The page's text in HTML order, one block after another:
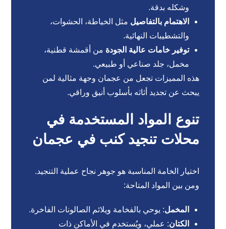
وشكله بدقة.
الاهتمام بالتفاصيل مثل الخياطة، الحشوات،
والتشطيبات النهائية.
توفير خامات عالية الجودة من أقمشة قطنية،
مخمل، جلد صناعي أو طبيعي.
هذه المميزات تجعل من عجمان وجهة مثالية لمن
يبحث عن تجديد أثاثه بأسلوب أنيق وراقي.
تنوع المواد المستخدمة في
محلات تنجيد كنب في عجمان
اختيار الخامة المناسبة هو جوهر نجاح عملية التنجيد.
ومن بين المواد المتاحة:
المخمل: يوحي بالفخامة ويلائم الصالونات الفاخرة.
الكتان: عملي، ويُستخدم في الأماكن ذات